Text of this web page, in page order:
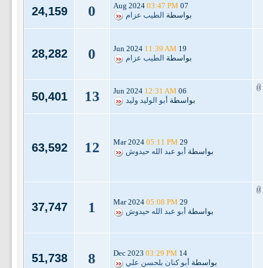
07 Aug 2024
03:47 PM
بواسطة الطيب عزام 0
24,159
19 Jun 2024
11:39 AM
بواسطة الطيب عزام 0
28,282
06 Jun 2024
12:31 AM
بواسطة أبو الوليد وليد 13
50,401
29 Mar 2024
05:11 PM
بواسطة أبو عبد الله حيدوش 12
63,592
29 Mar 2024
05:08 PM
بواسطة أبو عبد الله حيدوش 1
37,747
14 Dec 2023
03:29 PM
بواسطة أبو كنان بلحسن علي 8
51,738